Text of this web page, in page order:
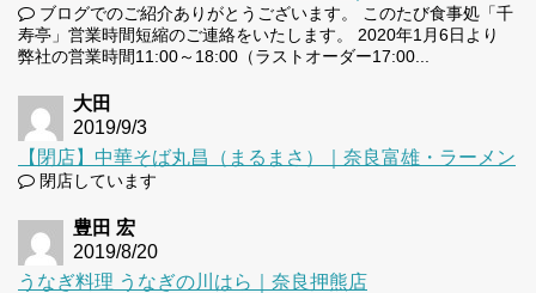
ブログでのご紹介ありがとうございます。 このたび食事処「千
寿亭」営業時間短縮のご連絡をいたします。 2020年1月6日より
弊社の営業時間11:00～18:00（ラストオーダー17:00...
大田
2019/9/3
【閉店】中華そば丸昌（まるまさ）｜奈良富雄・ラーメン
閉店しています
豊田 宏
2019/8/20
うなぎ料理 うなぎの川はら｜奈良押熊店